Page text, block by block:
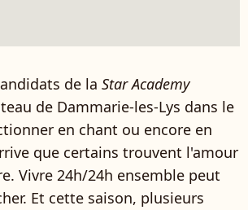
de la Star Academy
de Dammarie-les-Lys dans le
en chant ou encore en
que certains trouvent l'amour
Vivre 24h/24h ensemble peut
Et cette saison, plusieurs